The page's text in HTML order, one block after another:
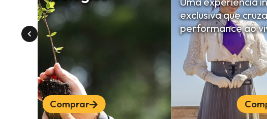
Comprar
exclusiva que
performance ao